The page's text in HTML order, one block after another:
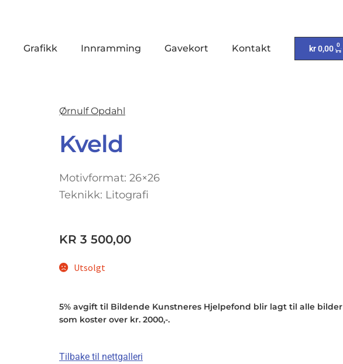
Grafikk Innramming Gavekort Kontakt kr0,00 0
Ørnulf Opdahl
Kveld
Motivformat: 26×26
Teknikk: Litografi
KR 3 500,00
Utsolgt
5% avgift til Bildende Kunstneres Hjelpefond blir lagt til alle bilder
som koster over kr. 2000,-.
Tilbake til nettgalleri